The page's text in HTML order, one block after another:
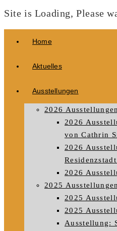
Site is Loading, Please
Home
Aktuelles
Ausstellungen
2026 Ausstellungen
2026
von Cathrin
2026
2026
2025 Ausstellungen
2025
2025
Ausstellung: